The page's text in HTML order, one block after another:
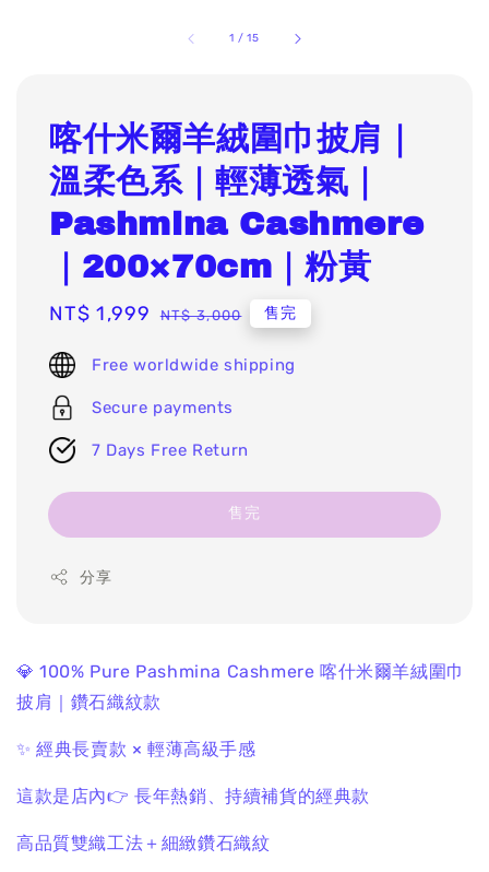
1 /15
喀什米爾羊絨圍巾披肩｜
溫柔色系｜輕薄透氣｜
Pashmina Cashmere
｜200×70cm｜粉黃
Sale
NT$ 1,999 Regular
NT$ 3,000 售完
Free worldwide shipping
Secure payments
7 Days Free Return
售完
分享
💎 100% Pure Pashmina Cashmere喀什米爾羊絨圍巾
披肩｜鑽石織紋款
✨ 經典長賣款 × 輕薄高級手感
這款是店內👉 長年熱銷、持續補貨的經典款
高品質雙織工法＋細緻鑽石織紋